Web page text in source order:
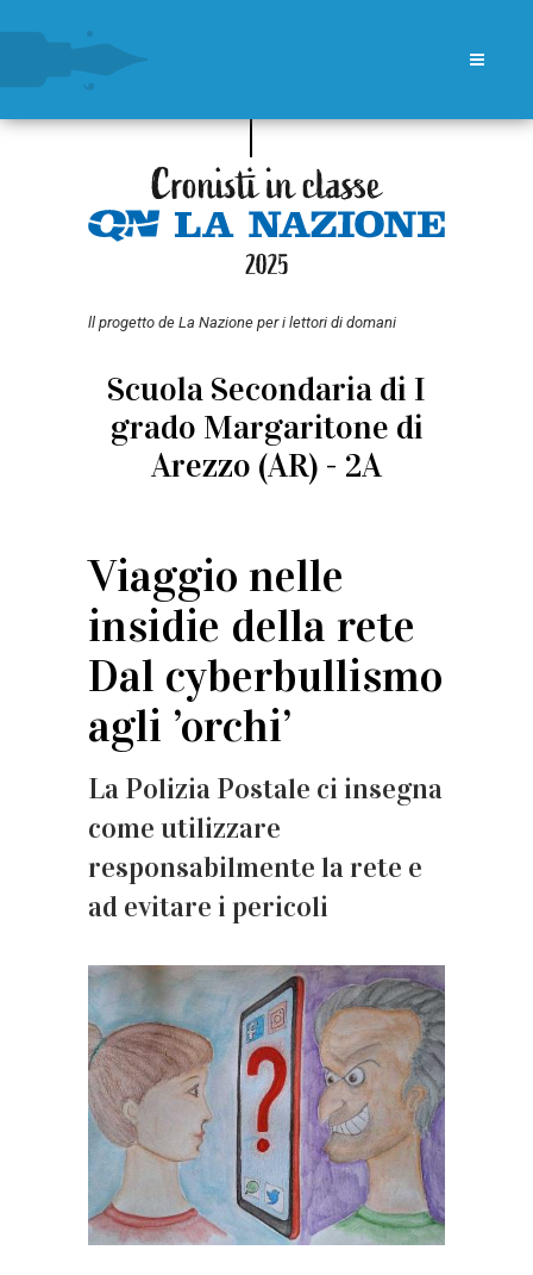
ll progetto de La Nazione per i lettori di domani
Scuola Secondaria di I
grado Margaritone di
Arezzo (AR) - 2A
Viaggio nelle
insidie della rete
Dal cyberbullismo
agli ’orchi’
La Polizia Postale ci insegna
come utilizzare
responsabilmente la rete e
ad evitare i pericoli